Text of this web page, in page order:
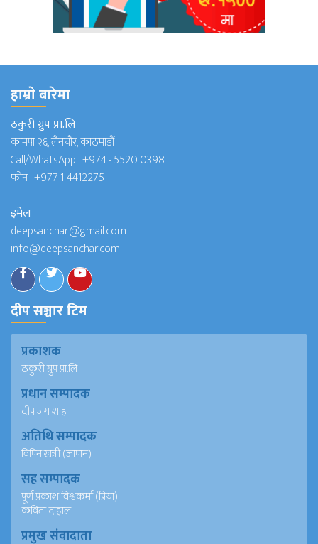
हाम्राे बारेमा
ठकुरी ग्रुप प्रा.लि
कामपा २६, लैनचौर, काठमाडौं
Call/WhatsApp :+974 - 5520 0398
फोन :+977-1-4412275
इमेल
deepsanchar@gmail.com
info@deepsanchar.com
दीप सञ्चार टिम
प्रकाशक
ठकुरी ग्रुप प्रा.लि
प्रधान सम्पादक
दीप जंग शाह
अतिथि सम्पादक
विपिन खत्री (जापान)
सह सम्पादक
पूर्ण प्रकाश विश्वकर्मा (प्रिया)
कविता दाहाल
प्रमुख संवादाता